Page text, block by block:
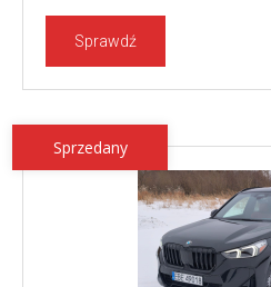
Sprawdź
Sprzedany